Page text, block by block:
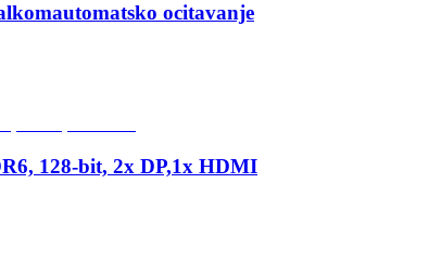
ocitavanje
128-bit, 2x DP,1x HDMI